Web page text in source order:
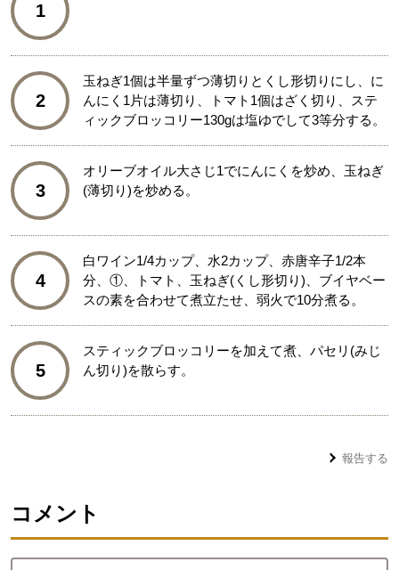
1
2
玉ねぎ1個は半量ずつ薄切りとくし形切りにし、に
んにく1片は薄切り、トマト1個はざく切り、ステ
ィックブロッコリー130gは塩ゆでして3等分する。
3
オリーブオイル大さじ1でにんにくを炒め、玉ねぎ
(薄切り)を炒める。
4
白ワイン1/4カップ、水2カップ、赤唐辛子1/2本
分、①、トマト、玉ねぎ(くし形切り)、ブイヤベー
スの素を合わせて煮立たせ、弱火で10分煮る。
5
スティックブロッコリーを加えて煮、パセリ(みじ
ん切り)を散らす。
報告する
コメント